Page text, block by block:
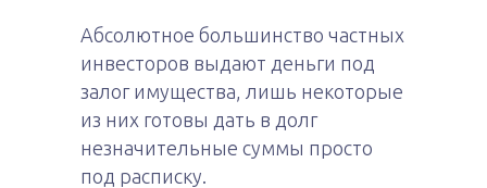
Абсолютное большинство частных
инвесторов выдают деньги под
залог имущества, лишь некоторые
из них готовы дать в долг
незначительные суммы просто
под расписку.